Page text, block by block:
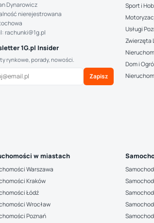
Dynarowicz
nierejestrowana
rachunki@1g.pl
1G.pl Insider
rynkowe, porady, nowości.
Zapisz
Sport i
Usługi
Zwierzęta
Dom i
w miastach
Warszawa
Kraków
Łódź
Wrocław
Poznań